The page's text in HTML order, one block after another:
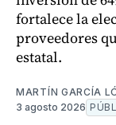
fortalece la
proveedores
estatal.
MARTÍN GARCÍA
3 agosto 2026